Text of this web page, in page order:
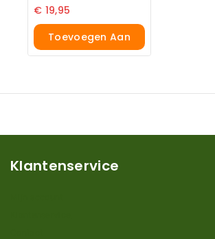
€ 19,95
Toevoegen Aan
Winkelwagen
Klantenservice